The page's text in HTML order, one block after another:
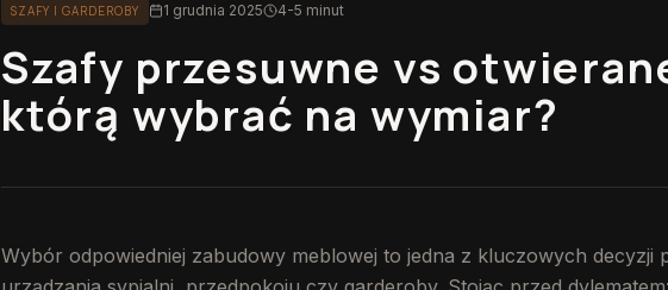
SZAFY I GARDEROBY 1 grudnia 2025 4-5 minut
Szafy przesuwne vs
którą wybrać na wymiar?
Wybór odpowiedniej zabudowy meblowej to jedna z kluczowych decyzji